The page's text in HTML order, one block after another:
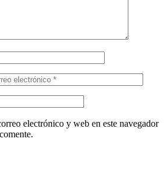
electrónico y web en este navegador